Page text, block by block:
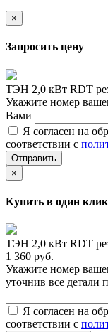
×
Запросить цену
ТЭН 2,0 кВт RDT
Укажите номер
Вами
Я согласен на
соответствии с
Отправить
×
Купить в один клик
ТЭН 2,0 кВт RDT
1 360 руб.
Укажите номер
уточнив все детали
Я согласен на
соответствии с